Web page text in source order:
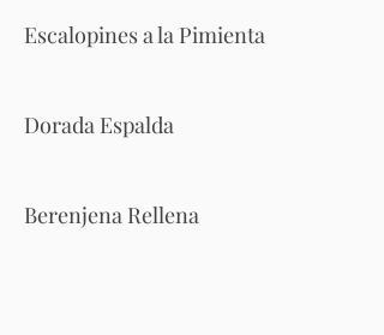
Escalopines a la Pimienta
Dorada Espalda
Berenjena Rellena